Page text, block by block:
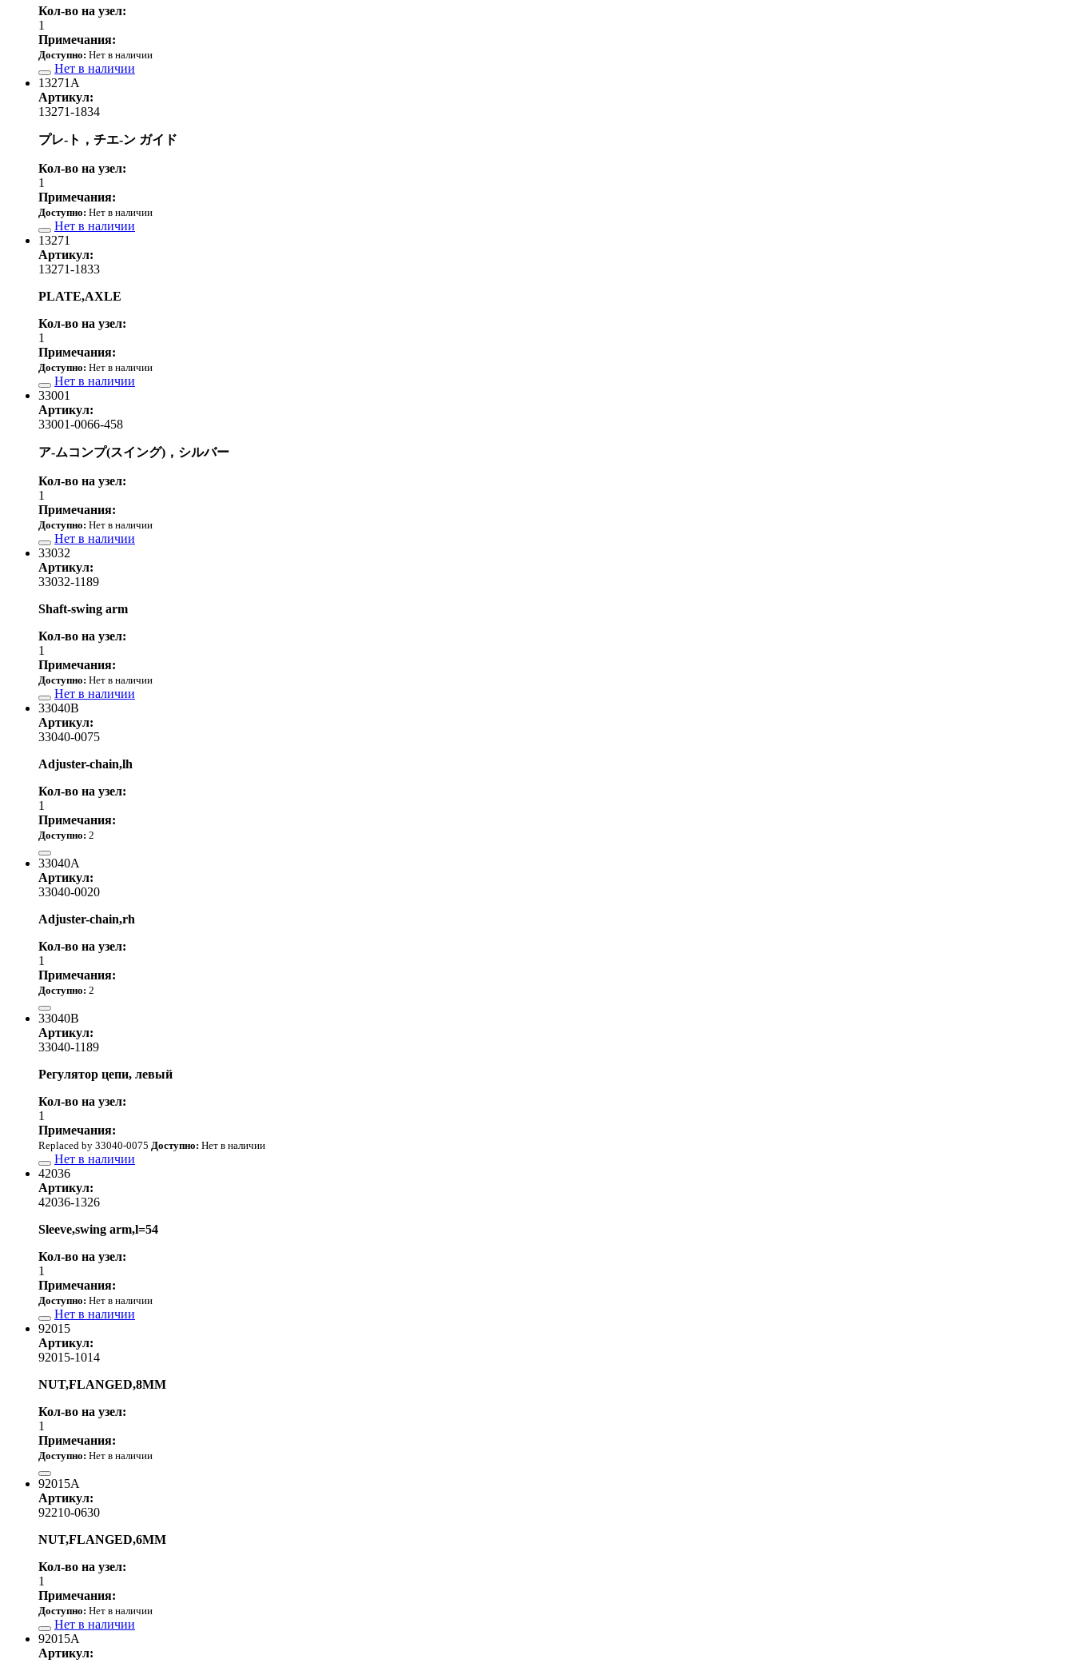
Кол-во на узел:
1
Примечания:
Доступно: Нет в наличии
Нет в наличии
13271A
Артикул:
13271-1834
プレ-ト，チエ-ン ガイド
Кол-во на узел:
1
Примечания:
Доступно: Нет в наличии
Нет в наличии
13271
Артикул:
13271-1833
PLATE,AXLE
Кол-во на узел:
1
Примечания:
Доступно: Нет в наличии
Нет в наличии
33001
Артикул:
33001-0066-458
ア-ムコンプ(スイング)，シルバー
Кол-во на узел:
1
Примечания:
Доступно: Нет в наличии
Нет в наличии
33032
Артикул:
33032-1189
Shaft-swing arm
Кол-во на узел:
1
Примечания:
Доступно: Нет в наличии
Нет в наличии
33040B
Артикул:
33040-0075
Adjuster-chain,lh
Кол-во на узел:
1
Примечания:
Доступно: 2
33040A
Артикул:
33040-0020
Adjuster-chain,rh
Кол-во на узел:
1
Примечания:
Доступно: 2
33040B
Артикул:
33040-1189
Регулятор цепи, левый
Кол-во на узел:
1
Примечания:
Replaced by 33040-0075 Доступно: Нет в наличии
Нет в наличии
42036
Артикул:
42036-1326
Sleeve,swing arm,l=54
Кол-во на узел:
1
Примечания:
Доступно: Нет в наличии
Нет в наличии
92015
Артикул:
92015-1014
NUT,FLANGED,8MM
Кол-во на узел:
1
Примечания:
Доступно: Нет в наличии
92015A
Артикул:
92210-0630
NUT,FLANGED,6MM
Кол-во на узел:
1
Примечания:
Доступно: Нет в наличии
Нет в наличии
92015A
Артикул: